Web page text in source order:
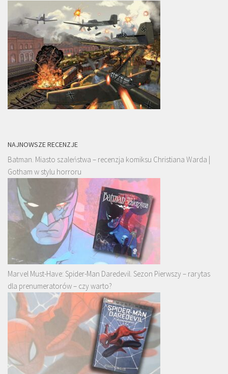
NAJNOWSZE RECENZJE
Batman. Miasto szaleństwa – recenzja komiksu Christiana Warda |
Gotham w stylu horroru
Marvel Must-Have: Spider-Man Daredevil. Sezon Pierwszy – rarytas
dla prenumeratorów – czy warto?